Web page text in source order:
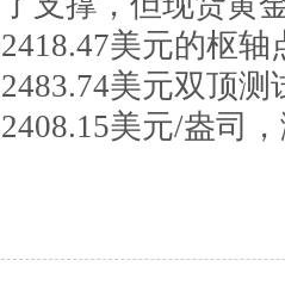
2418.47美元的枢
2483.74美元双顶
2408.15美元/盎司